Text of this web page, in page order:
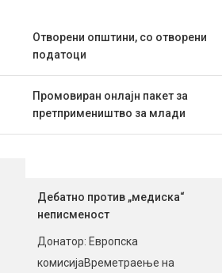
Отворени општини, со отворени
податоци
Промовиран онлајн пакет за
претпримеништво за млади
Дебатно против „медиска“
неписменост
Донатор: Европска
комисијаВреметраење на